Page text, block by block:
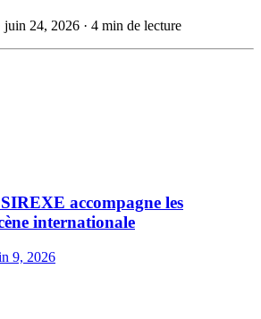
juin 24, 2026 · 4 min de lecture
accompagne les
internationale
9, 2026